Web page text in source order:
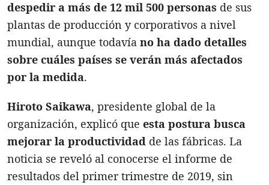
despedir a más de 12 mil 500 personas de sus
plantas de producción y corporativos a nivel
mundial, aunque todavía no ha dado detalles
sobre cuáles países se verán más afectados
por la medida.
Hiroto Saikawa, presidente global de la
organización, explicó que esta postura busca
mejorar la productividad de las fábricas. La
noticia se reveló al conocerse el informe de
resultados del primer trimestre de 2019, sin